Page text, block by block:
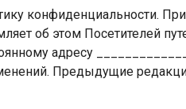
конфиденциальности.
об этом Посетителей
адресу
Предыдущие